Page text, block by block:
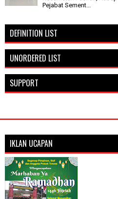
Pejabat Sement...
DEFINITION LIST
UNORDERED LIST
SUPPORT
IKLAN UCAPAN